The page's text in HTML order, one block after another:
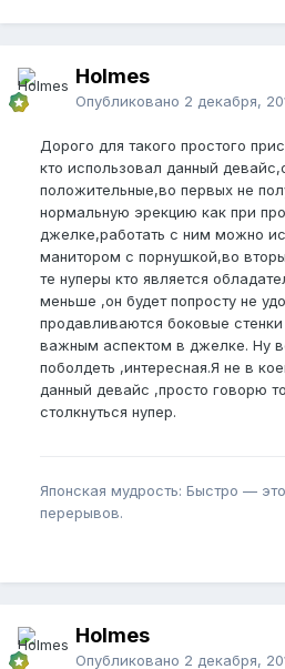
Holmes
Опубликовано 2 декабря,
Дорого для такого простого
кто использовал данный
положительные,во первых не
нормальную эрекцию как при
джелке,работать с ним можно
манитором с порнушкой,во
те нуперы кто является
меньше ,он будет попросту не
продавливаются боковые стенки
важным аспектом в джелке. Ну
поболдеть ,интересная.Я не в
данный девайс ,просто говорю
столкнуться нупер.
Японская мудрость: Быстро —
перерывов.
Holmes